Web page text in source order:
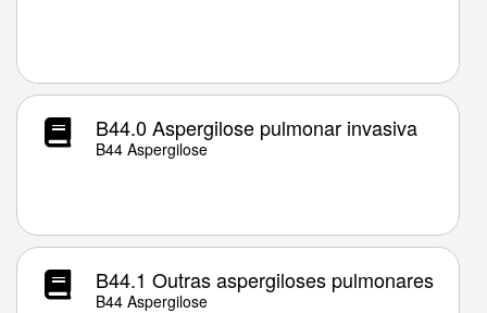
B44.0 Aspergilose pulmonar invasiva
B44 Aspergilose
B44.1 Outras aspergiloses pulmonares
B44 Aspergilose